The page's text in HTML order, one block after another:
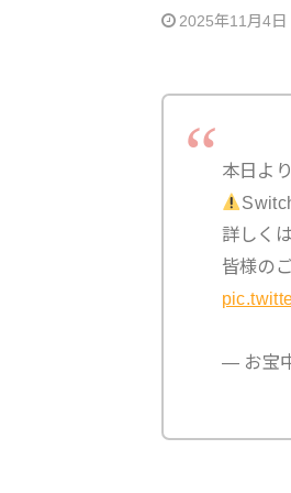
2025年11月4日
本日よ
詳しく
皆様の
— お宝